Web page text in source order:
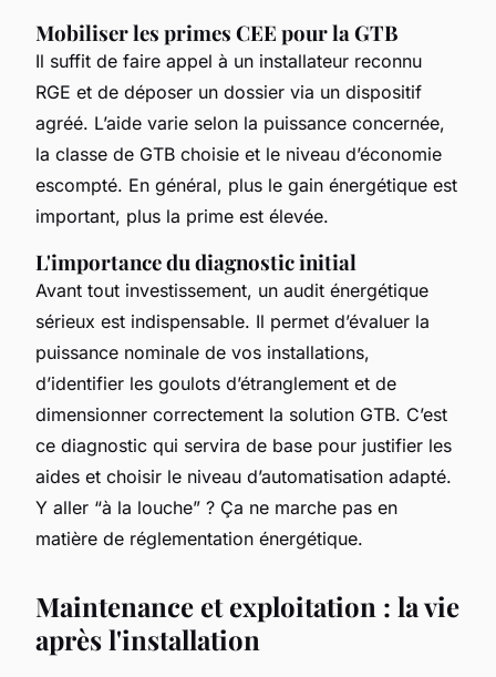
Mobiliser les primes CEE pour la GTB
Il suffit de faire appel à un installateur reconnu
RGE et de déposer un dossier via un dispositif
agréé. L’aide varie selon la puissance concernée,
la classe de GTB choisie et le niveau d’économie
escompté. En général, plus le gain énergétique est
important, plus la prime est élevée.
L'importance du diagnostic initial
Avant tout investissement, un audit énergétique
sérieux est indispensable. Il permet d’évaluer la
puissance nominale de vos installations,
d’identifier les goulots d’étranglement et de
dimensionner correctement la solution GTB. C’est
ce diagnostic qui servira de base pour justifier les
aides et choisir le niveau d’automatisation adapté.
Y aller “à la louche” ? Ça ne marche pas en
matière de réglementation énergétique.
Maintenance et exploitation : la vie
après l'installation